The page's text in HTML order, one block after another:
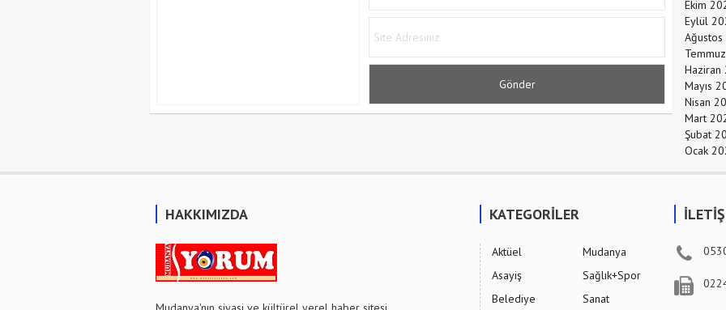
Ekim
Eylül
Haziran
Mayıs
Nisan
Mart
Şubat
Ocak
HAKKIMIZDA KATEGORİLER
Aktüel
Asayiş
Belediye
Mudanya
Sağlık+Spor
Sanat